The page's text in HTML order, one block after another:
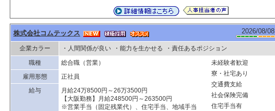
株式会社コムテックス 2026/08/08
企業カラー ・人間関係が良い ・能力を生かせる
・責任あるポジション
職種
総合職（営業）
雇用形態
正社員
給与
月給24万8500円～26万3500円
【大阪勤務】月給248500円～263500円
※営業手当（固定残業代）、住宅手当、地域手当
未経験者歓迎
寮・社宅あり
交通費支給
社会保険完備
住宅手当有